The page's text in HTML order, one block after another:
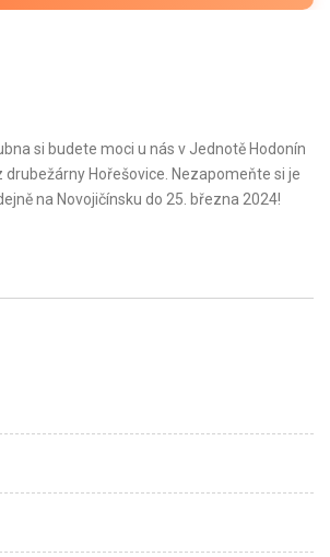
si budete moci u nás v Jednotě Hodonín
drubežárny Hořešovice. Nezapomeňte si je
na Novojičínsku do 25. března 2024!